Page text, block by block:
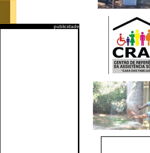
publicidade